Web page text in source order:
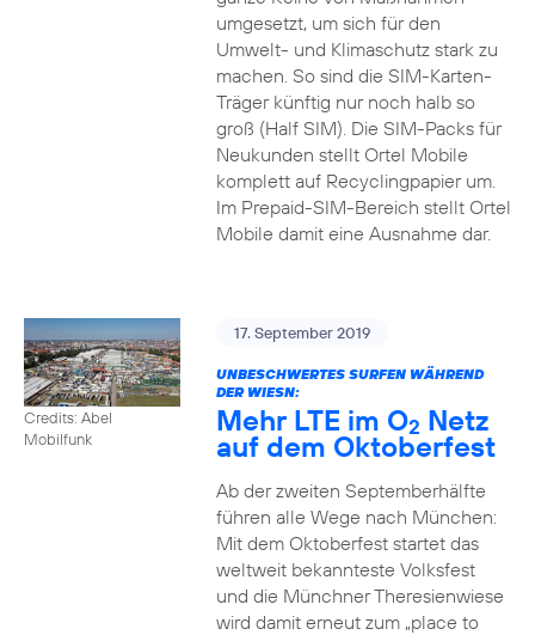
umgesetzt, um sich für den
Umwelt- und Klimaschutz stark zu
machen. So sind die SIM-Karten-
Träger künftig nur noch halb so
groß (Half SIM). Die SIM-Packs für
Neukunden stellt Ortel Mobile
komplett auf Recyclingpapier um.
Im Prepaid-SIM-Bereich stellt Ortel
Mobile damit eine Ausnahme dar.
Credits: Abel
Mobilfunk
17. September 2019
UNBESCHWERTES SURFEN WÄHREND
DER WIESN:
Mehr LTE im O2 Netz
auf dem Oktoberfest
Ab der zweiten Septemberhälfte
führen alle Wege nach München:
Mit dem Oktoberfest startet das
weltweit bekannteste Volksfest
und die Münchner Theresienwiese
wird damit erneut zum „place to